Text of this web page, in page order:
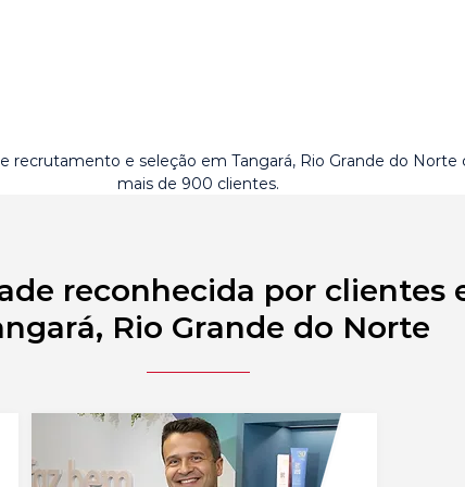
recrutamento e seleção em Tangará, Rio Grande do Norte
mais de 900 clientes.
reconhecida por clientes
Rio Grande do Norte